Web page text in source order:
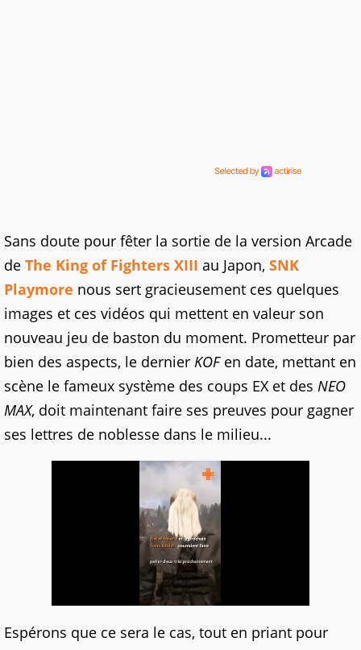
Sans doute pour fêter la sortie de la version Arcade
de The King of Fighters XIII au Japon, SNK
Playmore nous sert gracieusement ces quelques
images et ces vidéos qui mettent en valeur son
nouveau jeu de baston du moment. Prometteur par
bien des aspects, le dernier KOFen date, mettant en
scène le fameux système des coups EX et des NEO
MAX, doit maintenant faire ses preuves pour gagner
ses lettres de noblesse dans le milieu...
Espérons que ce sera le cas, tout en priant pour